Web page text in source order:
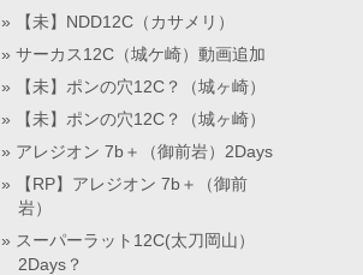
【未】NDD12C（カサメリ）
サーカス12C（城ケ崎）動画追加
【未】ポンの穴12C？（城ヶ崎）
【未】ポンの穴12C？（城ヶ崎）
アレジオン 7b＋（御前岩）2Days
【RP】アレジオン 7b＋（御前
岩）
スーパーラット12C(太刀岡山）
2Days？